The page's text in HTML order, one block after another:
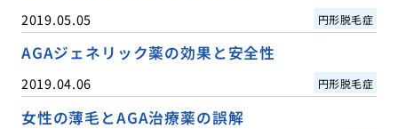
2019.05.05 円形脱毛症
AGAジェネリック薬の効果と安全性
2019.04.06 円形脱毛症
女性の薄毛とAGA治療薬の誤解